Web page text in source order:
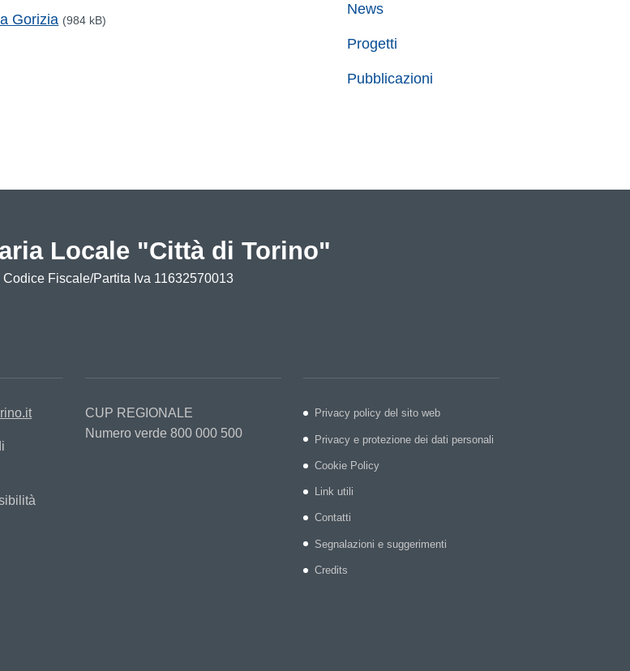
Gorizia (984 kB)
News
Progetti
Pubblicazioni
Locale "Città di Torino"
Fiscale/Partita Iva 11632570013
CUP REGIONALE
Numero verde 800 000 500
Privacy policy del sito web
Privacy e protezione dei dati personali
Cookie Policy
Link utili
Contatti
Segnalazioni e suggerimenti
Credits